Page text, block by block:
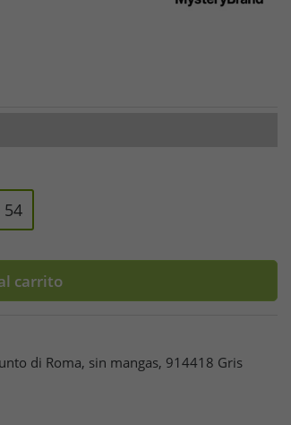
54
carrito
di Roma, sin mangas, 914418 Gris